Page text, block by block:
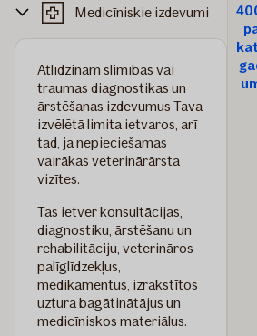
Medicīniskie izdevumi
Atlīdzinām slimības vai
traumas diagnostikas un
ārstēšanas izdevumus Tava
izvēlētā limita ietvaros, arī
tad, ja nepieciešamas
vairākas veterinārārsta
vizītes.
Tas ietver konsultācijas,
diagnostiku, ārstēšanu un
rehabilitāciju, veterināros
palīglīdzekļus,
medikamentus, izrakstītos
uztura bagātinātājus un
medicīniskos materiālus.